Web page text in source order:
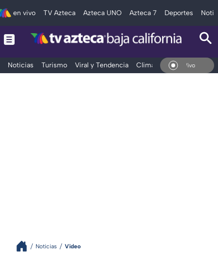
en vivo TV Azteca Azteca UNO Azteca 7 Deportes
Noticias Turismo Viral y Tendencia Clima Deportes
En Vivo
Noticias Video